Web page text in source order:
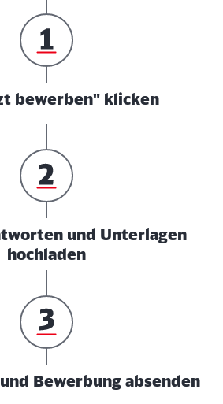
bewerben" klicken
und Unterlagen
hochladen
Bewerbung absenden